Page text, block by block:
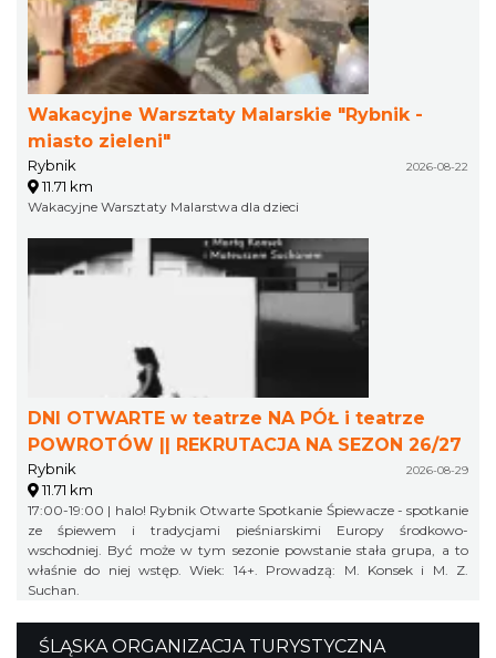
Wakacyjne Warsztaty Malarskie "Rybnik -
miasto zieleni"
Rybnik 2026-08-22
11.71 km
Wakacyjne Warsztaty Malarstwa dla dzieci
DNI OTWARTE w teatrze NA PÓŁ i teatrze
POWROTÓW || REKRUTACJA NA SEZON 26/27
Rybnik 2026-08-29
11.71 km
17:00-19:00 | halo! Rybnik Otwarte Spotkanie Śpiewacze - spotkanie
ze śpiewem i tradycjami pieśniarskimi Europy środkowo-
wschodniej. Być może w tym sezonie powstanie stała grupa, a to
właśnie do niej wstęp. Wiek: 14+. Prowadzą: M. Konsek i M. Z.
Suchan.
ŚLĄSKA ORGANIZACJA TURYSTYCZNA